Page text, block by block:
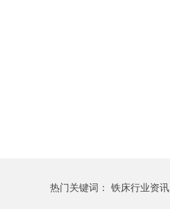
热门关键词： 铁床行业资讯